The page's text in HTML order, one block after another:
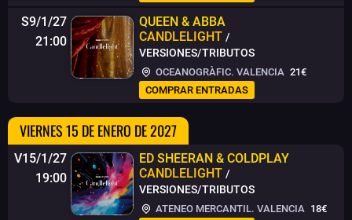
S9/1/27
21:00
QUEEN & ABBA
CANDLELIGHT /
VERSIONES/TRIBUTOS
OCEANOGRÀFIC. VALENCIA 21€
COMPRAR ENTRADAS
VIERNES 15 DE ENERO DE 2027
V15/1/27
19:00
ED SHEERAN & COLDPLAY
CANDLELIGHT /
VERSIONES/TRIBUTOS
ATENEO MERCANTIL. VALENCIA 18€